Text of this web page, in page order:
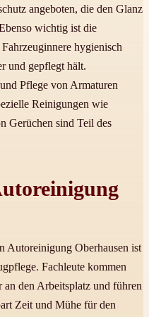
angeboten, die den Glanz
wichtig ist die
hygienisch
und gepflegt hält.
Pflege von Armaturen
Reinigungen wie
Gerüchen sind Teil des
Autoreinigung Oberhausen ist
Fachleute kommen
den Arbeitsplatz und führen
Zeit und Mühe für den